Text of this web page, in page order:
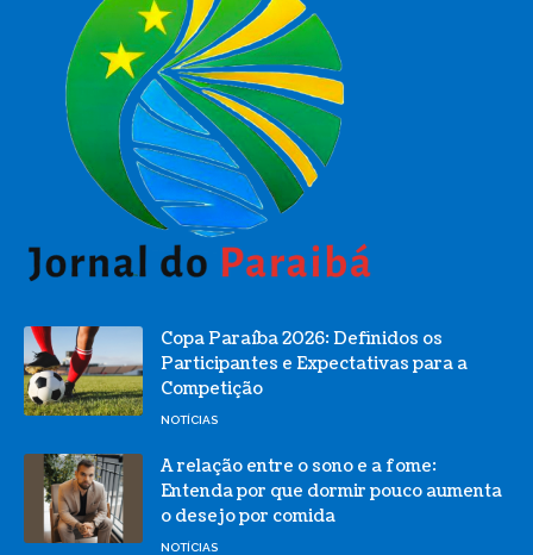
Copa Paraíba 2026: Definidos os
Participantes e Expectativas para a
Competição
NOTÍCIAS
A relação entre o sono e a fome:
Entenda por que dormir pouco aumenta
o desejo por comida
NOTÍCIAS